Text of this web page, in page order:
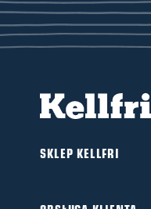
SKLEP KELLFRI